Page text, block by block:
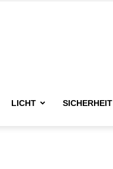
LICHT SICHERHEIT